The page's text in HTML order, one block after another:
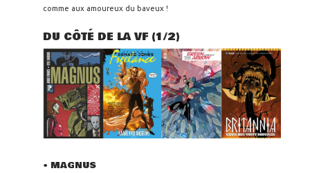
comme aux amoureux du baveux !
DU CÔTÉ DE LA VF (1/2)
• MAGNUS